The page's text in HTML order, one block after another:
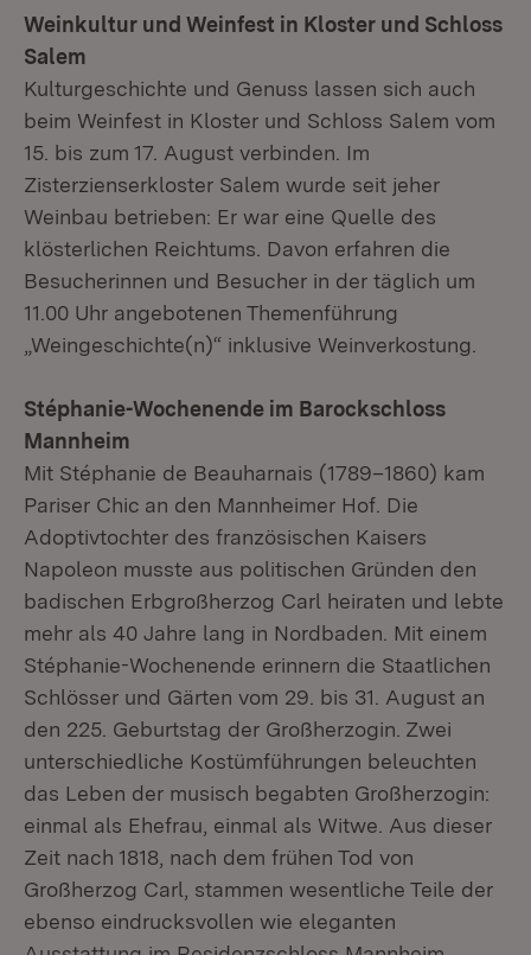
Weinkultur und Weinfest in Kloster und Schloss
Salem
Kulturgeschichte und Genuss lassen sich auch
beim Weinfest in Kloster und Schloss Salem vom
15. bis zum 17. August verbinden. Im
Zisterzienserkloster Salem wurde seit jeher
Weinbau betrieben: Er war eine Quelle des
klösterlichen Reichtums. Davon erfahren die
Besucherinnen und Besucher in der täglich um
11.00 Uhr angebotenen Themenführung
„Weingeschichte(n)“ inklusive Weinverkostung.
Stéphanie-Wochenende im Barockschloss
Mannheim
Mit Stéphanie de Beauharnais (1789–1860) kam
Pariser Chic an den Mannheimer Hof. Die
Adoptivtochter des französischen Kaisers
Napoleon musste aus politischen Gründen den
badischen Erbgroßherzog Carl heiraten und lebte
mehr als 40 Jahre lang in Nordbaden. Mit einem
Stéphanie-Wochenende erinnern die Staatlichen
Schlösser und Gärten vom 29. bis 31. August an
den 225. Geburtstag der Großherzogin. Zwei
unterschiedliche Kostümführungen beleuchten
das Leben der musisch begabten Großherzogin:
einmal als Ehefrau, einmal als Witwe. Aus dieser
Zeit nach 1818, nach dem frühen Tod von
Großherzog Carl, stammen wesentliche Teile der
ebenso eindrucksvollen wie eleganten